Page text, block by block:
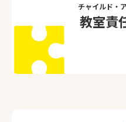
チャイルド・
教室責